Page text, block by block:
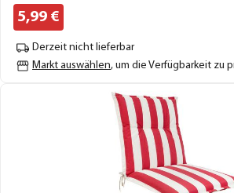
5,99 €
Derzeit nicht lieferbar
Markt auswählen, um die Verfügbarkeit zu